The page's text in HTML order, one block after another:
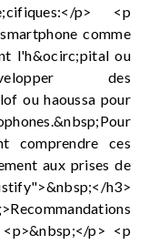
p> <p
comme
l'h&ocirc;pital ou
des
ou haoussa pour
comprendre ces
aux prises de
h3>
p> <p